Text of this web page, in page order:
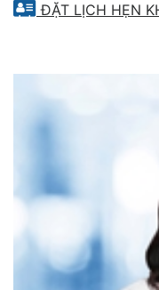
ĐẶT LỊCH HẸN